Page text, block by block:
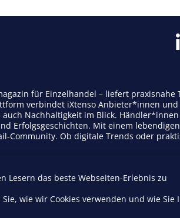
für Einzelhandel – liefert
verbindet iXtenso Anbieter*innen
Nachhaltigkeit im Blick.
Erfolgsgeschichten. Mit einem
Community. Ob digitale Trends oder
eintragen
Lesern das beste Webseiten-Erlebnis zu
wie wir Cookies verwenden und wie Sie